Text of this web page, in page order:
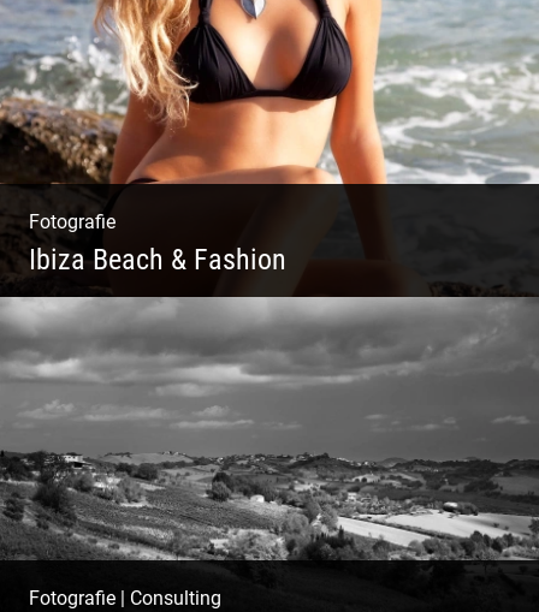
Fotografie
Ibiza Beach & Fashion
Ibiza Beach & Fashion
Fotografie Consulting